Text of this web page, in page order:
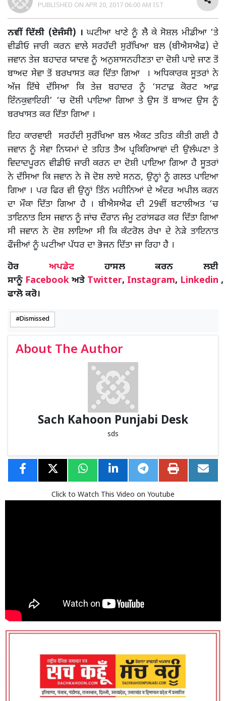
PUBLISHED ON APR 20, 2017 06:00 AM IST
ਨਵੀਂ ਦਿੱਲੀ (ਏਜੰਸੀ) । ਘਟੀਆ ਖਾਣੇ ਨੂੰ ਲੈ ਕੇ ਸੋਸ਼ਲ ਮੀਡੀਆ ‘ਤੇ
ਵੀਡੀਓ ਜਾਰੀ ਕਰਨ ਵਾਲੇ ਸਰਹੱਦੀ ਸੁਰੱਖਿਆ ਬਲ (ਬੀਐਸਐਫ) ਦੇ
ਜਵਾਨ ਤੇਜ਼ ਬਹਾਦਰ ਯਾਦਵ ਨੂੰ ਅਨੁਸ਼ਾਸਨਹੀਣਤਾ ਦਾ ਦੋਸ਼ੀ ਪਾਏ ਜਾਣ ਤੋਂ
ਬਾਅਦ ਸੇਵਾ ਤੋਂ ਬਰਖਾਸਤ ਕਰ ਦਿੱਤਾ ਗਿਆ । ਅਧਿਕਾਰਕ ਸੂਤਰਾਂ ਨੇ
ਅੱਜ ਇੱਥੇ ਦੱਸਿਆ ਕਿ ਤੇਜ਼ ਬਹਾਦਰ ਨੂੰ ‘ਸਟਾਫ਼ ਕੋਰਟ ਆਫ਼
ਇੰਨਕੁਵਾਇਰੀ’ ‘ਚ ਦੋਸ਼ੀ ਪਾਇਆ ਗਿਆ ਤੇ ਉਸ ਤੋਂ ਬਾਅਦ ਉਸ ਨੂੰ
ਬਰਖਾਸਤ ਕਰ ਦਿੱਤਾ ਗਿਆ ।
ਇਹ ਕਾਰਵਾਈ ਸਰਹੱਦੀ ਸੁਰੱਖਿਆ ਬਲ ਐਕਟ ਤਹਿਤ ਕੀਤੀ ਗਈ ਹੈ
ਜਵਾਨ ਨੂੰ ਸੇਵਾ ਨਿਯਮਾਂ ਦੇ ਤਹਿਤ ਤੈਅ ਪ੍ਰਕਿਰਿਆਵਾਂ ਦੀ ਉਲੰਘਣਾ ਤੇ
ਵਿਦਾਦਪੂਰਨ ਵੀਡੀਓ ਜਾਰੀ ਕਰਨ ਦਾ ਦੋਸ਼ੀ ਪਾਇਆ ਗਿਆ ਹੈ ਸੂਤਰਾਂ
ਨੇ ਦੱਸਿਆ ਕਿ ਜਵਾਨ ਨੇ ਜੋ ਦੋਸ਼ ਲਾਏ ਸਨਠ, ਉਨ੍ਹਾਂ ਨੂੰ ਗਲਤ ਪਾਇਆ
ਗਿਆ । ਪਰ ਫਿਰ ਵੀ ਉਨ੍ਹਾਂ ਤਿੰਨ ਮਹੀਨਿਆਂ ਦੇ ਅੰਦਰ ਅਪੀਲ ਕਰਨ
ਦਾ ਮੌਕਾ ਦਿੱਤਾ ਗਿਆ ਹੈ । ਬੀਐਸਐਫ ਦੀ 29ਵੀਂ ਬਟਾਲੀਅਤ ‘ਚ
ਤਾਇਨਾਤ ਇਸ ਜਵਾਨ ਨੂੰ ਜਾਂਚ ਦੌਰਾਨ ਜੰਮੂ ਟਰਾਂਸਫਰ ਕਰ ਦਿੱਤਾ ਗਿਆ
ਸੀ ਜਵਾਨ ਨੇ ਦੋਸ਼ ਲਾਇਆ ਸੀ ਕਿ ਕੰਟਰੋਲ ਰੇਖਾ ਦੇ ਨੇੜੇ ਤਾਇਨਾਤ
ਫੌਜੀਆਂ ਨੂੰ ਘਟੀਆ ਪੱਧਰ ਦਾ ਭੋਜਨ ਦਿੱਤਾ ਜਾ ਰਿਹਾ ਹੈ ।
ਹੋਰ ਅਪਡੇਟਹਾਸਲ ਕਰਨ ਲਈ
ਸਾਨੂੰ Facebook ਅਤੇ Twitter, Instagram, Linkedin ,
ਫਾਲੋ ਕਰੋ।
Dismissed
About The Author
Sach Kahoon Punjabi Desk
sds
Click to Watch This Video on Youtube